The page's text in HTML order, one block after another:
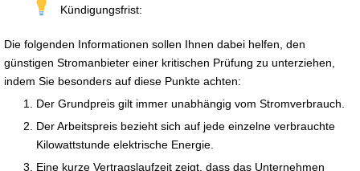
Kündigungsfrist:
Die folgenden Informationen sollen Ihnen dabei helfen, den
günstigen Stromanbieter einer kritischen Prüfung zu unterziehen,
indem Sie besonders auf diese Punkte achten:
Der Grundpreis gilt immer unabhängig vom Stromverbrauch.
Der Arbeitspreis bezieht sich auf jede einzelne verbrauchte
Kilowattstunde elektrische Energie.
Eine kurze Vertragslaufzeit zeigt, dass das Unternehmen